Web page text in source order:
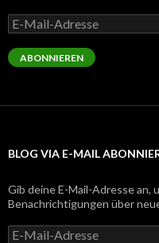
E-
Mail-
Adresse
ABONNIEREN
BLOG VIA E-MAIL
Gib deine E-Mail-Adresse an,
Benachrichtigungen über
E-